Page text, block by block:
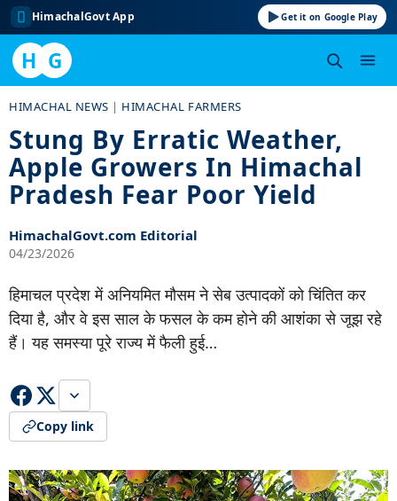
HimachalGovt App Get it on Google Play
H G
content
HIMACHAL NEWS | HIMACHAL FARMERS
Stung By Erratic Weather,
Apple Growers In Himachal
Pradesh Fear Poor Yield
HimachalGovt.com Editorial
04/23/2026
हिमाचल प्रदेश में अनियमित मौसम ने सेब उत्पादकों को चिंतित कर
दिया है, और वे इस साल के फसल के कम होने की आशंका से जूझ रहे
हैं। यह समस्या पूरे राज्य में फैली हुई…
Copy link